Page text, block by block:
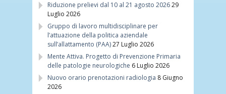
Riduzione prelievi dal 10 al 21 agosto 202629
Luglio 2026
Gruppo di lavoro multidisciplinare per
l’attuazione della politica aziendale
sull’allattamento (PAA)27 Luglio 2026
Mente Attiva. Progetto di Prevenzione Primaria
delle patologie neurologiche 6 Luglio 2026
Nuovo orario prenotazioni radiologia 8 Giugno
2026